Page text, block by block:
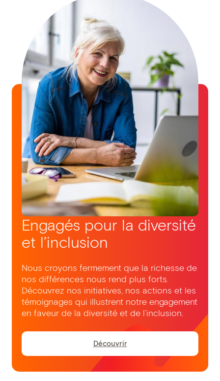
Engagés pour la diversité
et l’inclusion
Nous croyons fermement que la richesse de
nos différences nous rend plus forts.
Découvrez nos initiatives, nos actions et les
témoignages qui illustrent notre engagement
en faveur de la diversité et de l’inclusion.
Découvrir